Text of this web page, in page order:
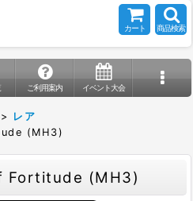
カート 商品検索
ご利用案内 イベント大会
> レア
(MH3)
Fortitude (MH3)